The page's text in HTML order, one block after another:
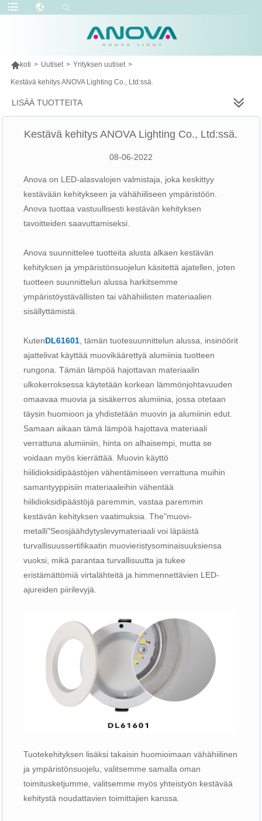
koti > Uutiset > Yrityksen uutiset >
Kestävä kehitys ANOVA Lighting Co., Ltd:ssä.
LISÄÄ TUOTTEITA
Kestävä kehitys ANOVA Lighting Co., Ltd:ssä.
08-06-2022
Anova on LED-alasvalojen valmistaja, joka keskittyy
kestävään kehitykseen ja vähähiiliseen ympäristöön.
Anova tuottaa vastuullisesti kestävän kehityksen
tavoitteiden saavuttamiseksi.
Anova suunnittelee tuotteita alusta alkaen kestävän
kehityksen ja ympäristönsuojelun käsitettä ajatellen, joten
tuotteen suunnittelun alussa harkitsemme
ympäristöystävällisten tai vähähiilisten materiaalien
sisällyttämistä.
KutenDL61601 , tämän tuotesuunnittelun alussa, insinöörit
ajattelivat käyttää muovikäärettyä alumiinia tuotteen
rungona. Tämän lämpöä hajottavan materiaalin
ulkokerroksessa käytetään korkean lämmönjohtavuuden
omaavaa muovia ja sisäkerros alumiinia, jossa otetaan
täysin huomioon ja yhdistetään muovin ja alumiinin edut.
Samaan aikaan tämä lämpöä hajottava materiaali
verrattuna alumiiniin, hinta on alhaisempi, mutta se
voidaan myös kierrättää. Muovin käyttö
hiilidioksidipäästöjen vähentämiseen verrattuna muihin
samantyyppisiin materiaaleihin vähentää
hiilidioksidipäästöjä paremmin, vastaa paremmin
kestävän kehityksen vaatimuksia. The"muovi-
metalli"Seosjäähdytyslevymateriaali voi läpäistä
turvallisuussertifikaatin muovieristysominaisuuksiensa
vuoksi, mikä parantaa turvallisuutta ja tukee
eristämättömiä virtalähteitä ja himmennettävien LED-
ajureiden piirilevyjä.
Tuotekehityksen lisäksi takaisin huomioimaan vähähiilinen
ja ympäristönsuojelu, valitsemme samalla oman
toimitusketjumme, valitsemme myös yhteistyön kestävää
kehitystä noudattavien toimittajien kanssa.